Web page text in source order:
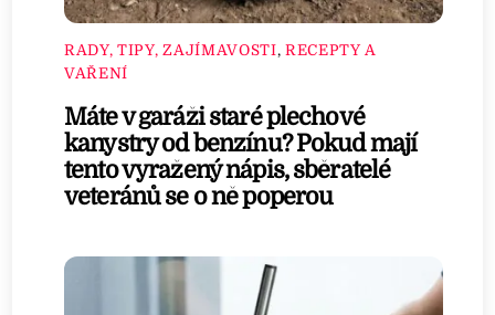
RADY, TIPY, ZAJÍMAVOSTI, RECEPTY A
VAŘENÍ
Máte v garáži staré plechové
kanystry od benzínu? Pokud mají
tento vyražený nápis, sběratelé
veteránů se o ně poperou